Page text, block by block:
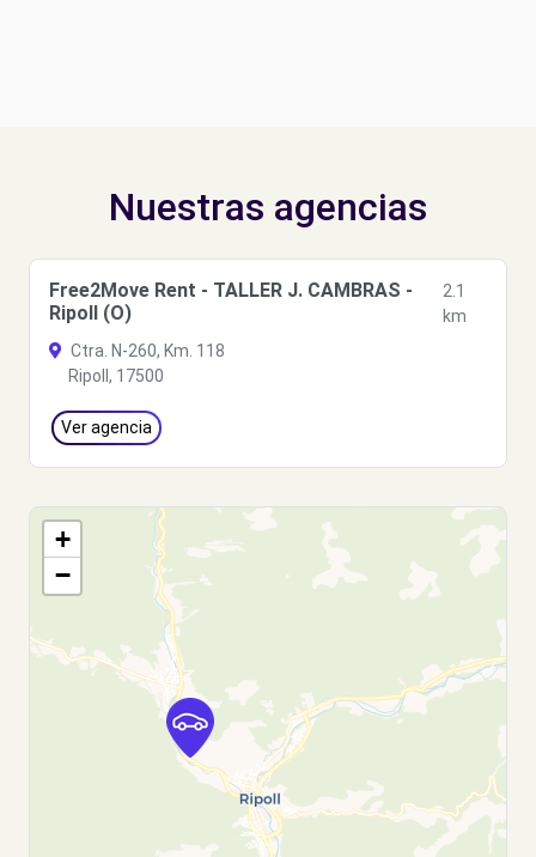
Nuestras agencias
Free2Move Rent - TALLER J. CAMBRAS -
Ripoll (O)
2.1
km
Ctra. N-260, Km. 118
Ripoll, 17500
Ver agencia
+
−